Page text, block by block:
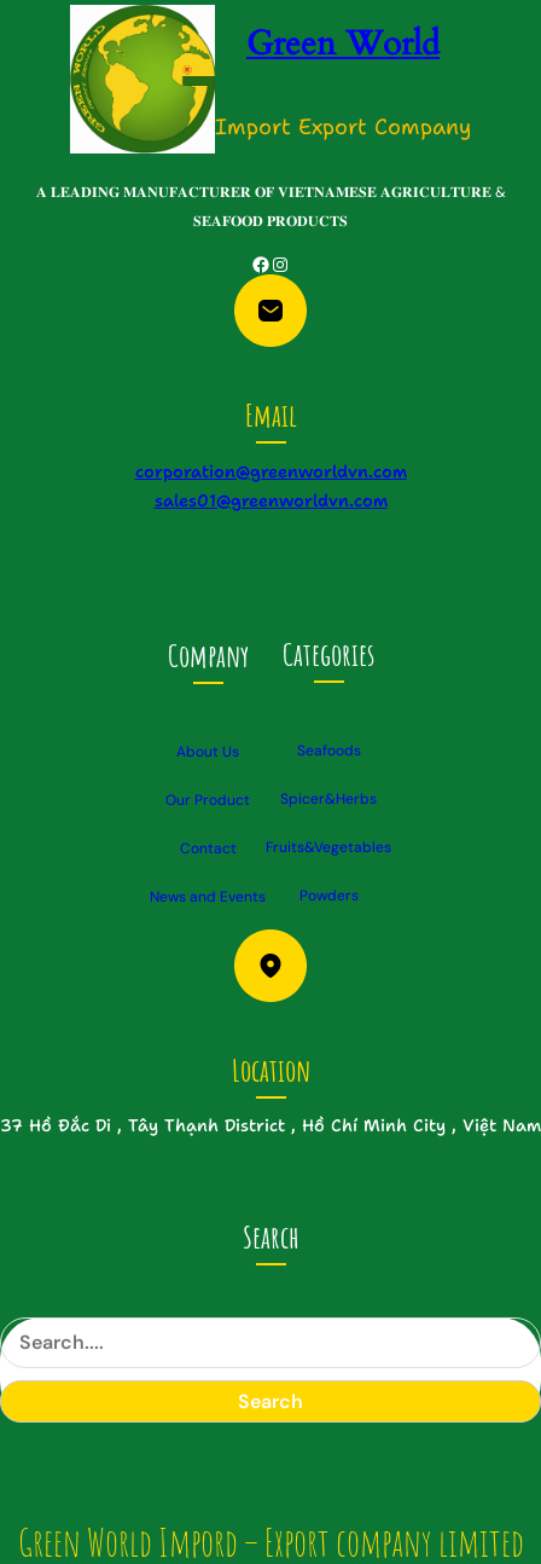
Green World
Import Export Company
𝐀 𝐋𝐄𝐀𝐃𝐈𝐍𝐆 𝐌𝐀𝐍𝐔𝐅𝐀𝐂𝐓𝐔𝐑𝐄𝐑 𝐎𝐅 𝐕𝐈𝐄𝐓𝐍𝐀𝐌𝐄𝐒𝐄 𝐀𝐆𝐑𝐈𝐂𝐔𝐋𝐓𝐔𝐑𝐄 &
𝐒𝐄𝐀𝐅𝐎𝐎𝐃 𝐏𝐑𝐎𝐃𝐔𝐂𝐓𝐒
Facebook Instagram
Email
corporation@greenworldvn.com
sales01@greenworldvn.com
Company
About Us
Our Product
Contact
News and Events
Categories
Seafoods
Spicer&Herbs
Fruits&Vegetables
Powders
Location
37 Hồ Đắc Di , Tây Thạnh District , Hồ Chí Minh City , Việt Nam
Search
a
r
Search
Green World Impord – Export company limited